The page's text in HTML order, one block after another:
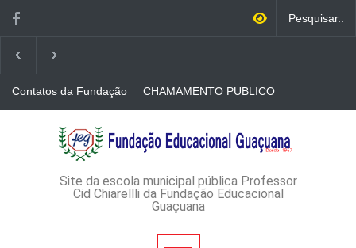
Contatos da Fundação
CHAMAMENTO PÚBLICO
CREDENCIAMENTO DE
IMPRESSOS
AVISO DE DISPENSA DE
LICITAÇÃO - DISPENSA DE
LICITAÇÃO Nº 53/2026-
ADMINISTRATIVO Nº
Site da escola municipal pública Professor
Cid Chiarellli da Fundação Educacional
Guaçuana